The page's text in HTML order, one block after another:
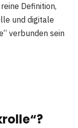
Definition,
und digitale
verbunden sein